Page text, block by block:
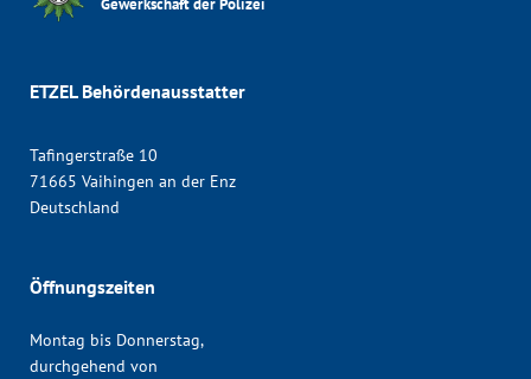
ETZEL Behördenausstatter
Tafingerstraße 10
71665 Vaihingen an der Enz
Deutschland
Öffnungszeiten
Montag bis Donnerstag,
durchgehend von